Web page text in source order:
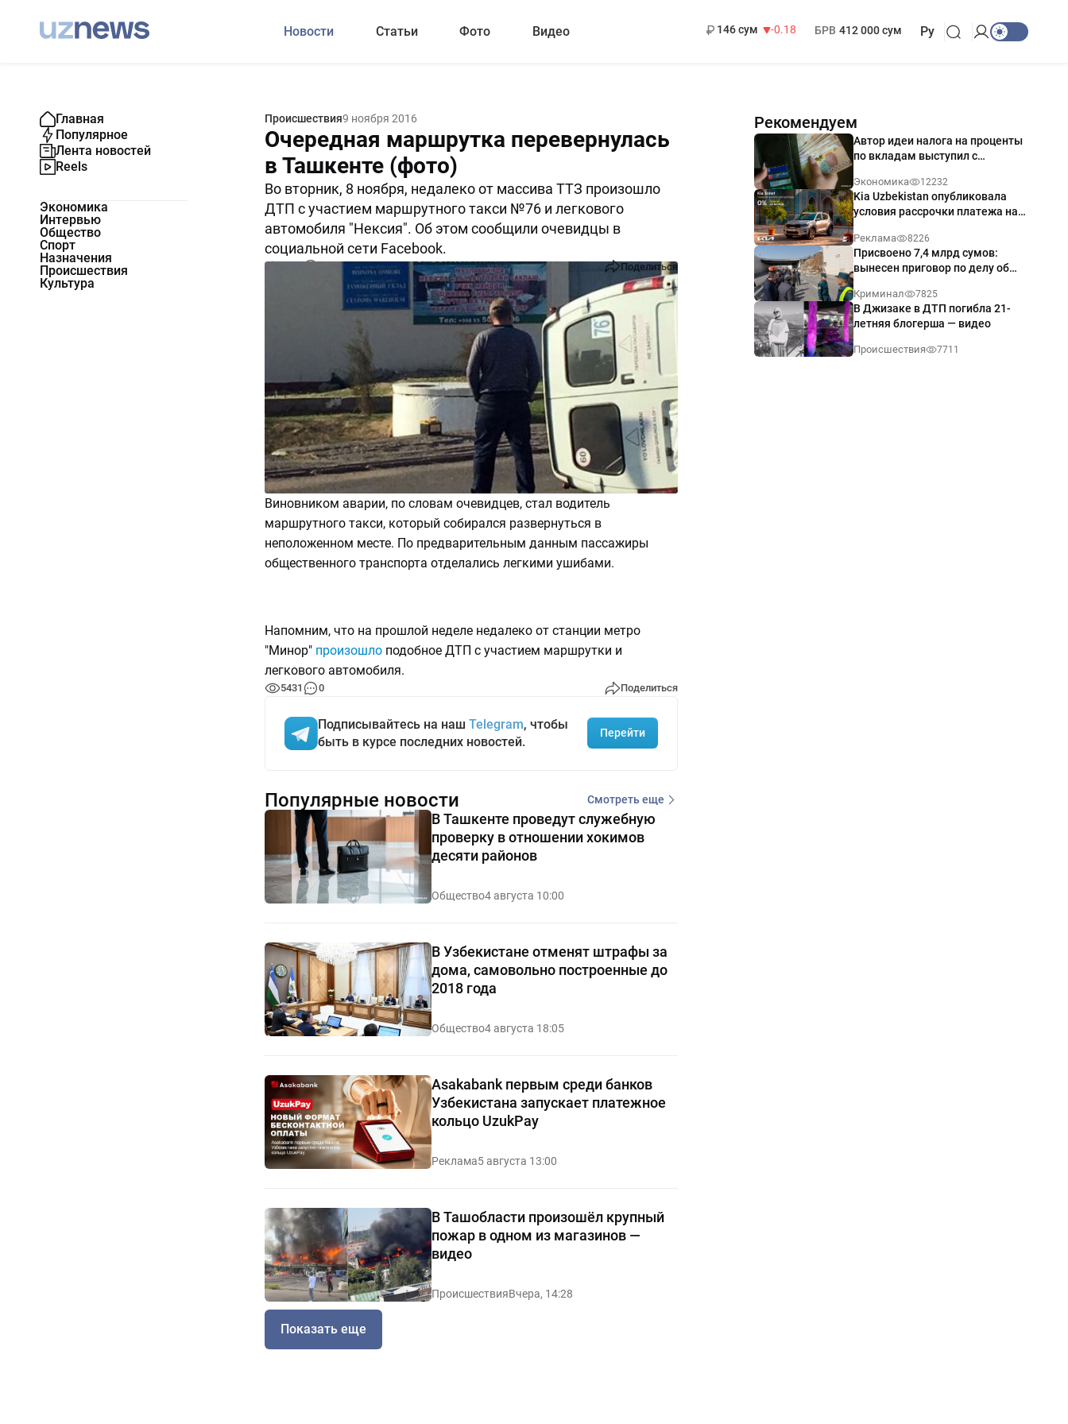
Новости Статьи Фото Видео
146 сум
-0.18
БРВ 412 000 сум Ру
Главная
Популярное
Лента новостей
Reels
Экономика
Интервью
Общество
Спорт
Назначения
Происшествия
Культура
Происшествия9 ноября 2016
Очередная маршрутка перевернулась
в Ташкенте (фото)
Во вторник, 8 ноября, недалеко от массива ТТЗ произошло
ДТП с участием маршрутного такси №76 и легкового
автомобиля "Нексия". Об этом сообщили очевидцы в
социальной сети Facebook.
Поделиться
Виновником аварии, по словам очевидцев, стал водитель
маршрутного такси, который собирался развернуться в
неположенном месте. По предварительным данным пассажиры
общественного транспорта отделались легкими ушибами.
Напомним, что на прошлой неделе недалеко от станции метро
"Минор" произошлоподобное ДТП с участием маршрутки и
легкового автомобиля.
5431 0 Поделиться
Подписывайтесь на наш Telegram, чтобы
быть в курсе последних новостей.
Перейти
Рекомендуем
Автор идеи налога на проценты
по вкладам выступил с
Экономика 12232
Kia Uzbekistan опубликовала
условия рассрочки платежа на
годовых
Реклама 8226
Присвоено 7,4 млрд сумов:
вынесен приговор по делу об
Ташкенте
Криминал 7825
В Джизаке в ДТП погибла 21-
летняя блогерша — видео
Происшествия 7711
Популярные новости Смотреть еще
В Ташкенте проведут служебную
проверку в отношении хокимов
десяти районов
Общество4 августа 10:00
В Узбекистане отменят штрафы за
дома, самовольно построенные до
2018 года
Общество4 августа 18:05
Asakabank первым среди банков
Узбекистана запускает платежное
кольцо UzukPay
Реклама5 августа 13:00
В Ташобласти произошёл крупный
пожар в одном из магазинов —
видео
ПроисшествияВчера, 14:28
Показать еще